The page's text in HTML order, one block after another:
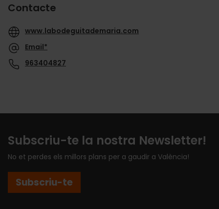
Contacte
www.labodeguitademaria.com
Email*
963404827
Subscriu-te la nostra Newsletter!
No et perdes els millors plans per a gaudir a València!
Subscriu-te